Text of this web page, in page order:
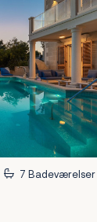
7 Badeværelser